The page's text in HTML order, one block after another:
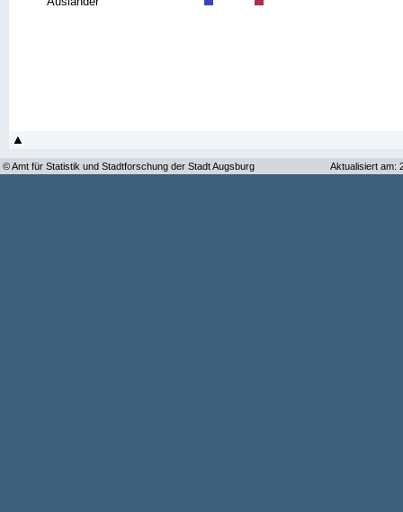
© Amt für Statistik und Stadtforschung der Stadt Augsburg Aktualisiert am: